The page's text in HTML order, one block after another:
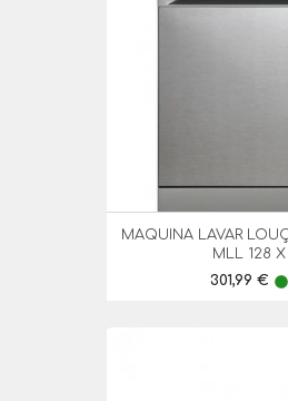
MAQUINA LAVAR
MLL 128 X
Preço
301,99 € lens